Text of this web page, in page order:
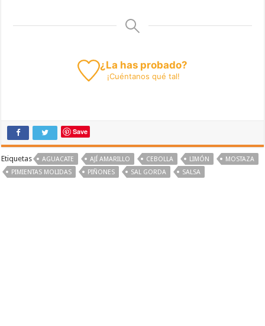
¿La has probado?
¡Cuéntanos qué tal!
Save
Etiquetas AGUACATE AJÍ AMARILLO CEBOLLA LIMÓN
MOSTAZA
PIMIENTAS MOLIDAS
PIÑONES SAL GORDA SALSA